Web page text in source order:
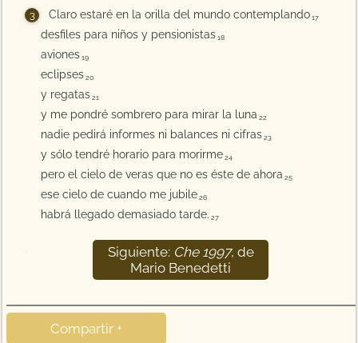
Claro estaré en la orilla del mundo contemplando 17
desfiles para niños y pensionistas 18
aviones 19
eclipses 20
y regatas 21
y me pondré sombrero para mirar la luna 22
nadie pedirá informes ni balances ni cifras 23
y sólo tendré horario para morirme 24
pero el cielo de veras que no es éste de ahora 25
ese cielo de cuando me jubile 26
habrá llegado demasiado tarde. 27
Siguiente: Che 1997, de
Mario Benedetti
Compartir +